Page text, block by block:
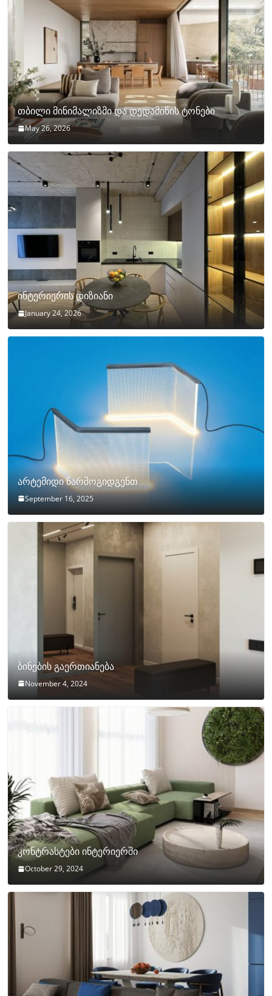
თბილი მინიმალიზმი და დედამიწის ტონები
May 26, 2026
ინტერიერის დიზიანი
January 24, 2026
არტემიდი წარმოგიდგენთ
September 16, 2025
ბინების გაერთიანება
November 4, 2024
კონტრასტები ინტერიერში
October 29, 2024